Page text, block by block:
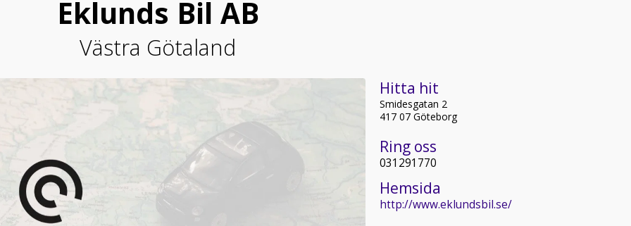
Eklunds Bil AB
Västra Götaland
Hitta hit
Smidesgatan 2
417 07 Göteborg
Ring oss
031291770
Hemsida
http://www.eklundsbil.se/